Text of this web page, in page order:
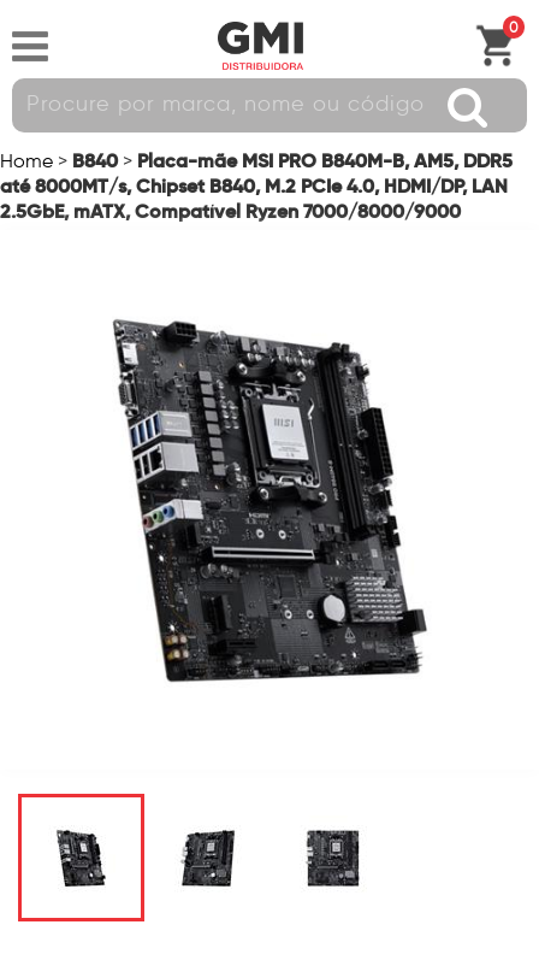
0
Home > B840 > Placa-mãe MSI PRO B840M-B, AM5, DDR5
até 8000MT/s, Chipset B840, M.2 PCIe 4.0, HDMI/DP, LAN
2.5GbE, mATX, Compatível Ryzen 7000/8000/9000